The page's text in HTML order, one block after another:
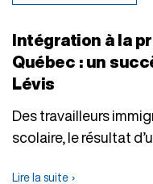
Intégration à la
Québec : un
Lévis
Des travailleurs
scolaire, le résultat
Lire la suite